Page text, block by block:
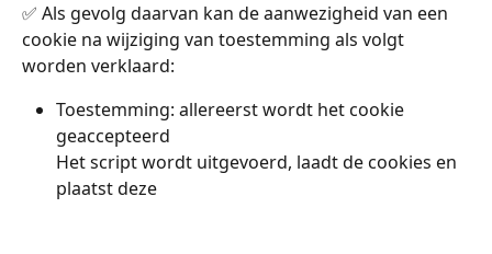
✅ Als gevolg daarvan kan de aanwezigheid van een
cookie na wijziging van toestemming als volgt
worden verklaard:
Toestemming: allereerst wordt het cookie
geaccepteerd
Het script wordt uitgevoerd, laadt de cookies en
plaatst deze